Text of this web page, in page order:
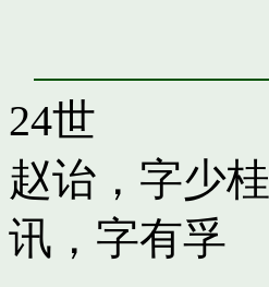
24世
赵诒，字少桂
讯，字有孚